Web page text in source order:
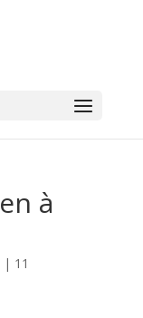
à
| 11